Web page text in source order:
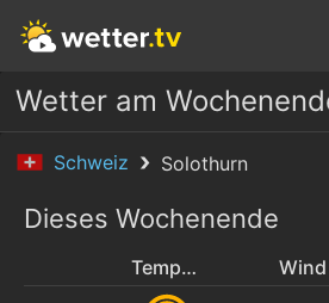
Wetter am
Schweiz Solothurn
Dieses Wochenende
Temperatur Wind